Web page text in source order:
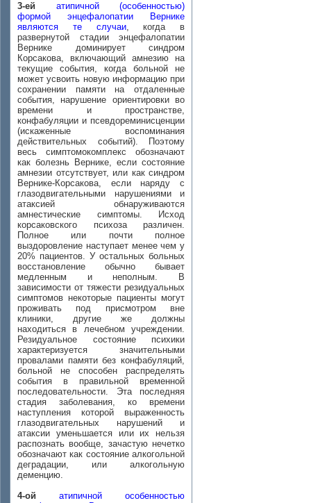
3-ей
атипичной (особенностью)
формой энцефалопатии Вернике
являются те случаи, когда в
развернутой стадии энцефалопатии
Вернике доминирует синдром
Корсакова, включающий амнезию на
текущие события, когда больной не
может усвоить новую информацию при
сохранении памяти на отдаленные
события, нарушение ориентировки во
времени и пространстве,
конфабуляции и псевдореминисценции
(искаженные воспоминания
действительных событий). Поэтому
весь симптомокомплекс обозначают
как болезнь Вернике, если состояние
амнезии отсутствует, или как синдром
Вернике-Корсакова, если наряду с
глазодвигательными нарушениями и
атаксией обнаруживаются
амнестические симптомы. Исход
корсаковского психоза различен.
Полное или почти полное
выздоровление наступает менее чем у
20% пациентов. У остальных больных
восстановление обычно бывает
медленным и неполным. В
зависимости от тяжести резидуальных
симптомов некоторые пациенты могут
проживать под присмотром вне
клиники, другие же должны
находиться в лечебном учреждении.
Резидуальное состояние психики
характеризуется значительными
провалами памяти без конфабуляций,
больной не способен распределять
события в правильной временной
последовательности. Эта последняя
стадия заболевания, ко времени
наступления которой выраженность
глазодвигательных нарушений и
атаксии уменьшается или их нельзя
распознать вообще, зачастую нечетко
обозначают как состояние алкогольной
деградации, или алкогольную
деменцию.
4-ой
атипичной особенностью